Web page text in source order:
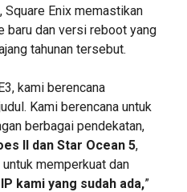
Square Enix memastikan
baru dan versi reboot yang
tahunan tersebut.
kami berencana
Kami berencana untuk
berbagai pendekatan,
II dan Star Ocean 5,
memperkuat dan
kami yang sudah ada,”